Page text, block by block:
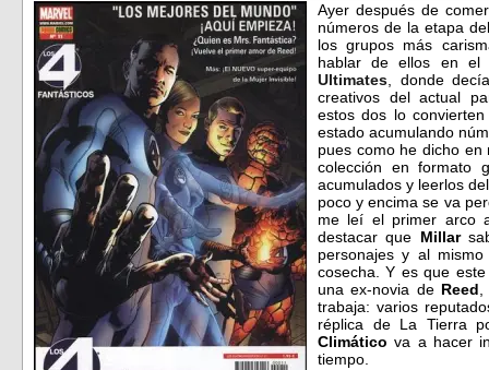
Ayer después de
números de la etapa
los grupos más
hablar de ellos en
Ultimates, donde
creativos del actual
estos dos lo
estado acumulando
pues como he dicho
colección en formato
acumulados y leerlos
poco y encima se va
me leí el primer arco
destacar que Millar
personajes y al
cosecha. Y es que
una ex-novia de Reed,
trabaja: varios
réplica de La Tierra
Climático va a hacer
tiempo.